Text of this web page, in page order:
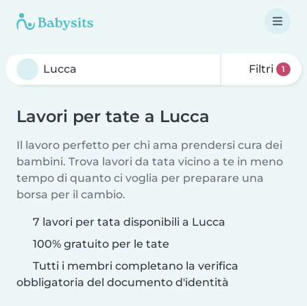
Filtri 1
Lavori per tate a Lucca
Il lavoro perfetto per chi ama prendersi cura dei
bambini. Trova lavori da tata vicino a te in meno
tempo di quanto ci voglia per preparare una
borsa per il cambio.
7 lavori per tata disponibili a Lucca
100% gratuito per le tate
Tutti i membri completano la verifica
obbligatoria del documento d'identità